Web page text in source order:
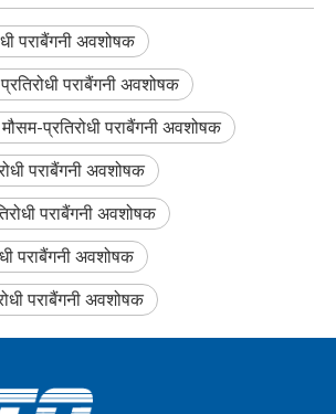
पराबैंगनी अवशोषक
पराबैंगनी अवशोषक
प्रतिरोधी पराबैंगनी अवशोषक
पराबैंगनी अवशोषक
पराबैंगनी अवशोषक
पराबैंगनी अवशोषक
पराबैंगनी अवशोषक